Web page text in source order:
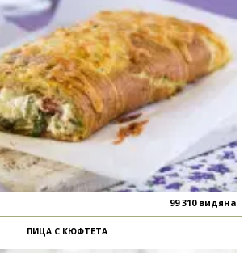
99 310 видяна
ПИЦА С КЮФТЕТА